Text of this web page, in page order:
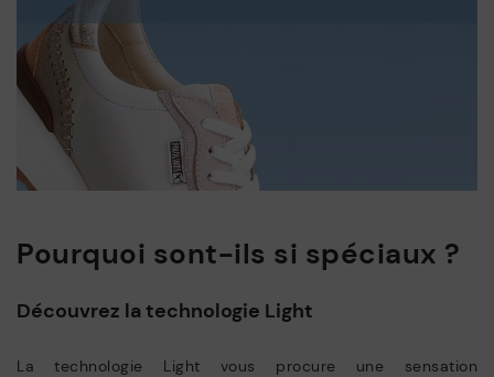
Pourquoi sont-ils si spéciaux ?
Découvrez la technologie Light
La technologie Light vous procure une sensation